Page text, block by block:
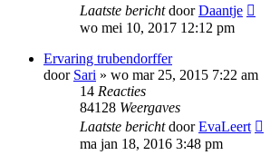
Laatste berichtdoorDaantje
wo mei 10, 2017 12:12 pm
Ervaring trubendorffer
door Sari » wo mar 25, 2015 7:22 am
14 Reacties
84128 Weergaves
Laatste berichtdoorEvaLeert
ma jan 18, 2016 3:48 pm